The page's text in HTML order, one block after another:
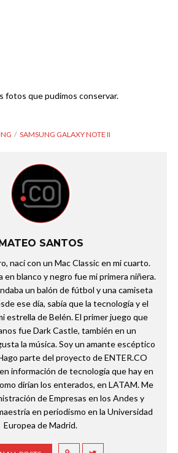
fotos que pudimos conservar.
SAMSUNG GALAXY NOTE II
SANTOS
nací con un Mac Classic en mi cuarto.
en blanco y negro fue mi primera niñera.
un balón de fútbol y una camiseta
ese día, sabía que la tecnología y el
estrella de Belén. El primer juego que
fue Dark Castle, también en un
la música. Soy un amante escéptico
parte del proyecto de ENTER.CO
información de tecnología que hay en
dirían los enterados, en LATAM. Me
de Empresas en los Andes y
en periodismo en la Universidad
Europea de Madrid.